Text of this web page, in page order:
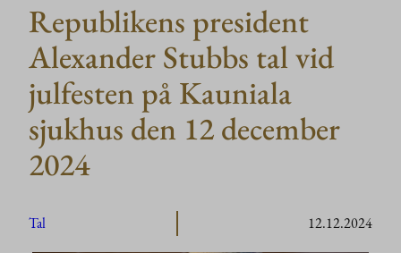
innehållRepublikens president
Alexander Stubbs tal vid
julfesten på Kauniala
sjukhus den 12 december
2024
Tal 12.12.2024